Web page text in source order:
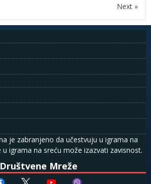
Next »
je zabranjeno da učestvuju u igrama na
u igrama na sreću može izazvati zavisnost.
Društvene Mreže